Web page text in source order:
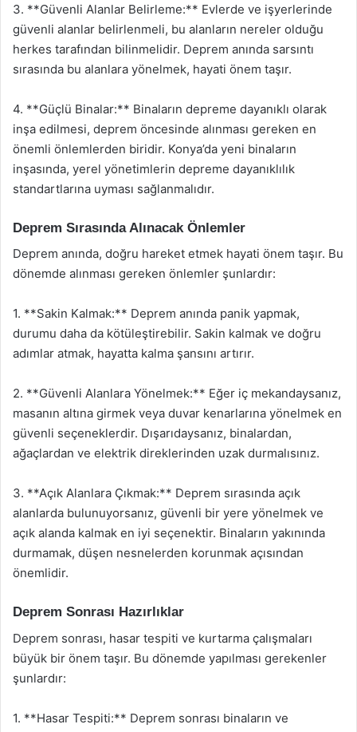
3. **Güvenli Alanlar Belirleme:** Evlerde ve işyerlerinde
güvenli alanlar belirlenmeli, bu alanların nereler olduğu
herkes tarafından bilinmelidir. Deprem anında sarsıntı
sırasında bu alanlara yönelmek, hayati önem taşır.
4. **Güçlü Binalar:** Binaların depreme dayanıklı olarak
inşa edilmesi, deprem öncesinde alınması gereken en
önemli önlemlerden biridir. Konya’da yeni binaların
inşasında, yerel yönetimlerin depreme dayanıklılık
standartlarına uyması sağlanmalıdır.
Deprem Sırasında Alınacak Önlemler
Deprem anında, doğru hareket etmek hayati önem taşır. Bu
dönemde alınması gereken önlemler şunlardır:
1. **Sakin Kalmak:** Deprem anında panik yapmak,
durumu daha da kötüleştirebilir. Sakin kalmak ve doğru
adımlar atmak, hayatta kalma şansını artırır.
2. **Güvenli Alanlara Yönelmek:** Eğer iç mekandaysanız,
masanın altına girmek veya duvar kenarlarına yönelmek en
güvenli seçeneklerdir. Dışarıdaysanız, binalardan,
ağaçlardan ve elektrik direklerinden uzak durmalısınız.
3. **Açık Alanlara Çıkmak:** Deprem sırasında açık
alanlarda bulunuyorsanız, güvenli bir yere yönelmek ve
açık alanda kalmak en iyi seçenektir. Binaların yakınında
durmamak, düşen nesnelerden korunmak açısından
önemlidir.
Deprem Sonrası Hazırlıklar
Deprem sonrası, hasar tespiti ve kurtarma çalışmaları
büyük bir önem taşır. Bu dönemde yapılması gerekenler
şunlardır:
1. **Hasar Tespiti:** Deprem sonrası binaların ve